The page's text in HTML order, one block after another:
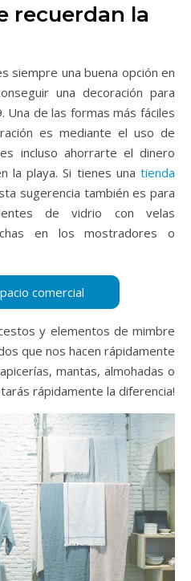
recuerdan la
siempre una buena opción en
una decoración para
de las formas más fáciles
es mediante el uso de
incluso ahorrarte el dinero
la playa. Si tienes una tienda
sugerencia también es para
de vidrio con velas
en los mostradores o
y elementos de mimbre
que nos hacen rápidamente
mantas, almohadas o
rápidamente la diferencia!